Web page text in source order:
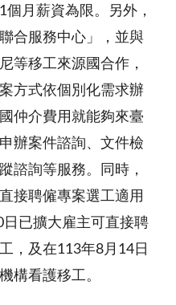
月薪資為限。另外，
合服務中心」，並與
等移工來源國合作，
方式依個別化需求辦
仲介費用就能夠來臺
辦案件諮詢、文件檢
諮詢等服務。同時，
接聘僱專案選工適用
已擴大雇主可直接聘
，及在113年8月14日
構看護移工。